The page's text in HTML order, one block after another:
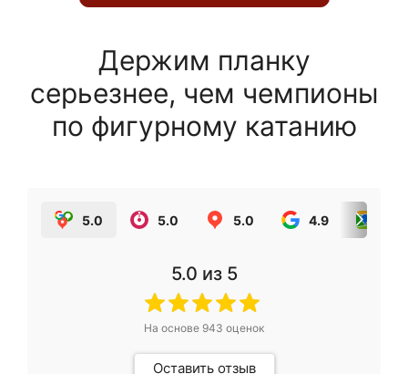
Держим планку
серьезнее, чем чемпионы
по фигурному катанию
5.0 5.0 5.0 4.9
5.0 из 5
На основе 943 оценок
Оставить отзыв